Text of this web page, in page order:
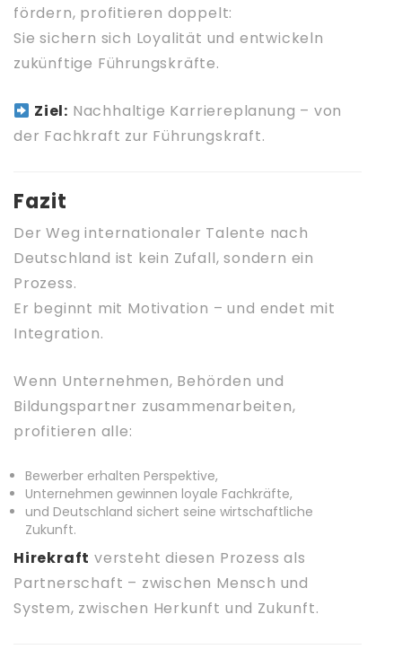
fördern, profitieren doppelt:
Sie sichern sich Loyalität und entwickeln
zukünftige Führungskräfte.
Ziel: Nachhaltige Karriereplanung – von
der Fachkraft zur Führungskraft.
Fazit
Der Weg internationaler Talente nach
Deutschland ist kein Zufall, sondern ein
Prozess.
Er beginnt mit Motivation – und endet mit
Integration.
Wenn Unternehmen, Behörden und
Bildungspartner zusammenarbeiten,
profitieren alle:
Bewerber erhalten Perspektive,
Unternehmen gewinnen loyale Fachkräfte,
und Deutschland sichert seine wirtschaftliche
Zukunft.
Hirekraft versteht diesen Prozess als
Partnerschaft – zwischen Mensch und
System, zwischen Herkunft und Zukunft.